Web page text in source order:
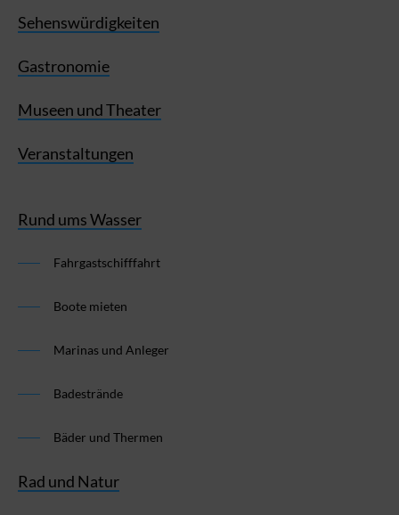
Sehenswürdigkeiten
Gastronomie
Museen und Theater
Veranstaltungen
Rund ums Wasser
Fahrgastschifffahrt
Boote mieten
Marinas und Anleger
Badestrände
Bäder und Thermen
Rad und Natur